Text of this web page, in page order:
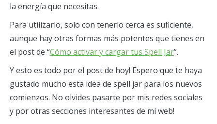
la energía que necesitas.
Para utilizarlo, solo con tenerlo cerca es suficiente,
aunque hay otras formas más potentes que tienes en
el post de “Cómo activar y cargar tus Spell Jar”.
Y esto es todo por el post de hoy! Espero que te haya
gustado mucho esta idea de spell jar para los nuevos
comienzos. No olvides pasarte por mis redes sociales
y por otras secciones interesantes de mi web!